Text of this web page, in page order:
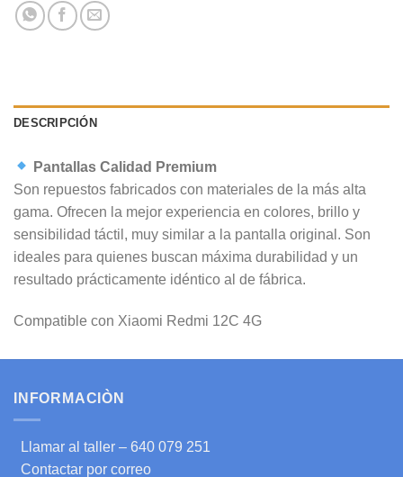
DESCRIPCIÓN
Pantallas Calidad Premium
Son repuestos fabricados con materiales de la más alta
gama. Ofrecen la mejor experiencia en colores, brillo y
sensibilidad táctil, muy similar a la pantalla original. Son
ideales para quienes buscan máxima durabilidad y un
resultado prácticamente idéntico al de fábrica.
Compatible con Xiaomi Redmi 12C 4G
INFORMACIÒN
Llamar al taller – 640 079 251
Contactar por correo